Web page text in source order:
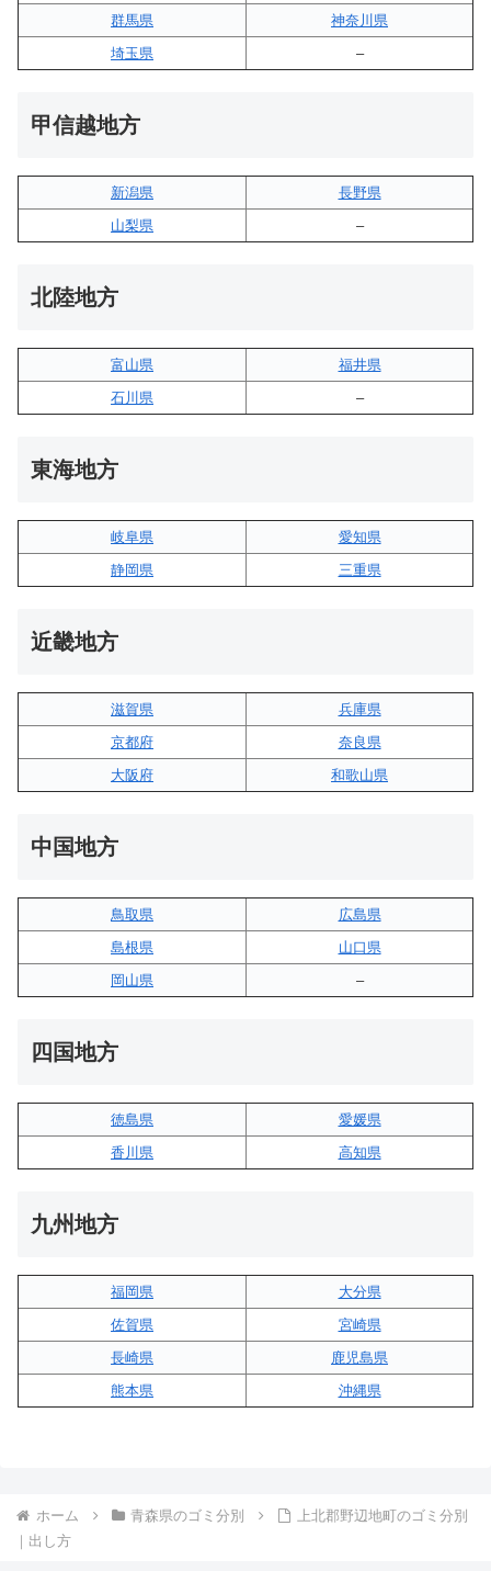
群馬県
神奈川県
埼玉県
–
甲信越地方
新潟県
長野県
山梨県
–
北陸地方
富山県
福井県
石川県
–
東海地方
岐阜県
愛知県
静岡県
三重県
近畿地方
滋賀県
兵庫県
京都府
奈良県
大阪府
和歌山県
中国地方
鳥取県
広島県
島根県
山口県
岡山県
–
四国地方
徳島県
愛媛県
香川県
高知県
九州地方
福岡県
大分県
佐賀県
宮崎県
長崎県
鹿児島県
熊本県
沖縄県
ホーム 青森県のゴミ分別
上北郡野辺地町のゴミ分別
｜出し方